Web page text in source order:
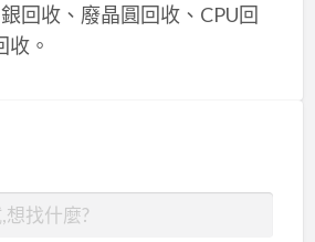
回收、廢晶圓回收、CPU回
收。